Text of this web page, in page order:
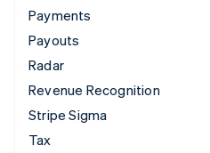
Payments
Payouts
Radar
Revenue Recognition
Stripe Sigma
Tax